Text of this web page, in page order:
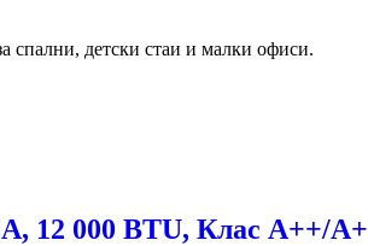
спални, детски стаи и малки офиси.
12 000 BTU, Клас А++/А+